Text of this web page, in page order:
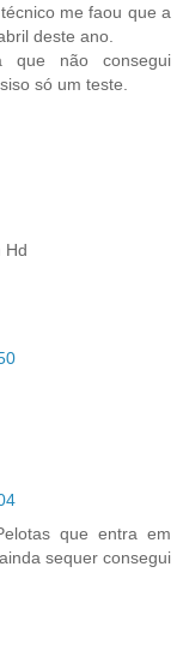
me faou que a
deste ano.
que não consegui
só um teste.
Hd
que entra em
sequer consegui